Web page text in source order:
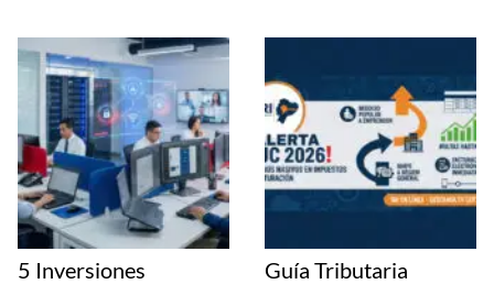
5 Inversiones
Guía Tributaria